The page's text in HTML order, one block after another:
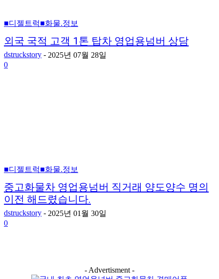
■디젤트럭■화물.정보
외국 국적 고객 1톤 탑차 영업용넘버 상담
dstruckstory - 2025년 07월 28일
0
■디젤트럭■화물.정보
중고화물차 영업용넘버 직거래 양도양수 명의
이전 해드렸습니다.
dstruckstory - 2025년 01월 30일
0
- Advertisment -